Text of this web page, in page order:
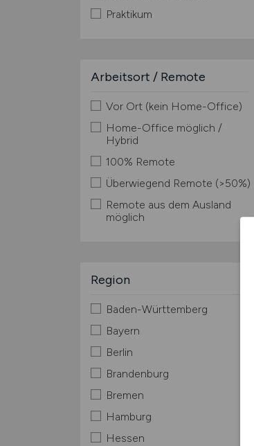
Praktikum
Arbeitsort / Remote
Vor Ort (kein Home-Office)
Home-Office möglich /
Hybrid
100% Remote
Überwiegend Remote (>50%)
Remote aus dem Ausland
möglich
Region
Baden-Württemberg
Bayern
Berlin
Brandenburg
Bremen
Hamburg
Hessen